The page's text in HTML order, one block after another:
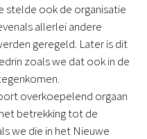
stelde ook de organisatie
allerlei andere
geregeld. Later is dit
zoals we dat ook in de
overkoepelend orgaan
betrekking tot de
we die in het Nieuwe